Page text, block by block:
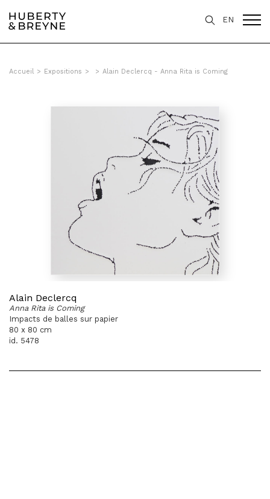
EN
Accueil > Expositions > > Alain Declercq - Anna Rita is Coming
Alain Declercq
Anna Rita is Coming
Impacts de balles sur papier
80 x 80 cm
id. 5478